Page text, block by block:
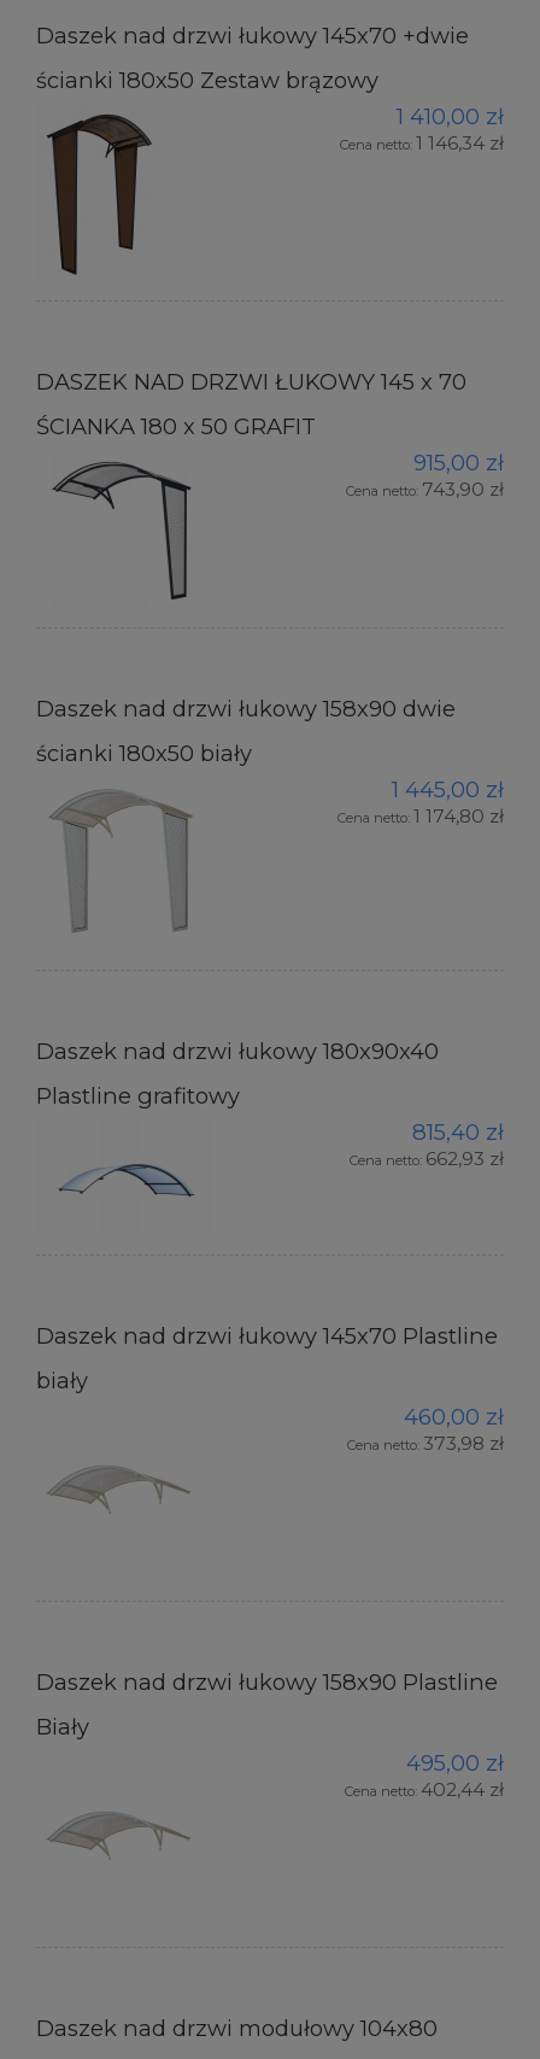
Daszek nad drzwi łukowy 145x70 +dwie
ścianki 180x50 Zestaw brązowy
1 410,00 zł
Cena netto: 1 146,34 zł
DASZEK NAD DRZWI ŁUKOWY 145 x 70
ŚCIANKA 180 x 50 GRAFIT
915,00 zł
Cena netto: 743,90 zł
Daszek nad drzwi łukowy 158x90 dwie
ścianki 180x50 biały
1 445,00 zł
Cena netto: 1 174,80 zł
Daszek nad drzwi łukowy 180x90x40
Plastline grafitowy
815,40 zł
Cena netto: 662,93 zł
Daszek nad drzwi łukowy 145x70 Plastline
biały
460,00 zł
Cena netto: 373,98 zł
Daszek nad drzwi łukowy 158x90 Plastline
Biały
495,00 zł
Cena netto: 402,44 zł
Daszek nad drzwi modułowy 104x80